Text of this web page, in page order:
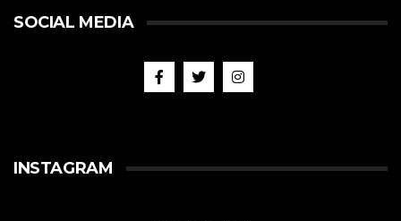
SOCIAL MEDIA
INSTAGRAM